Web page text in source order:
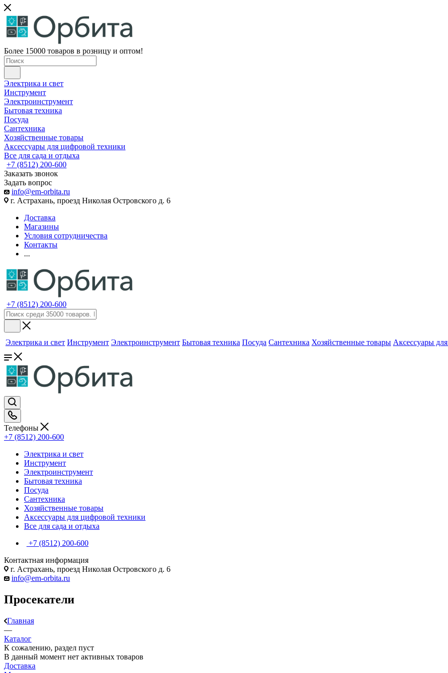
Более 15000 товаров в розницу и оптом!
Электрика и свет
Инструмент
Электроинструмент
Бытовая техника
Посуда
Сантехника
Хозяйственные товары
Аксессуары для цифровой техники
Все для сада и отдыха
+7 (8512) 200-600
Заказать звонок
Задать вопрос
info@em-orbita.ru
г. Астрахань, проезд Николая Островского д. 6
Доставка
Магазины
Условия сотрудничества
Контакты
...
+7 (8512) 200-600
Электрика и свет Инструмент Электроинструмент Бытовая техника Посуда Сантехника Хозяйственные товары Аксессуары
Телефоны
+7 (8512) 200-600
Электрика и свет
Инструмент
Электроинструмент
Бытовая техника
Посуда
Сантехника
Хозяйственные товары
Аксессуары для цифровой техники
Все для сада и отдыха
+7 (8512) 200-600
Контактная информация
г. Астрахань, проезд Николая Островского д. 6
info@em-orbita.ru
Просекатели
Главная
—
Каталог
К сожалению, раздел пуст
В данный момент нет активных товаров
Доставка